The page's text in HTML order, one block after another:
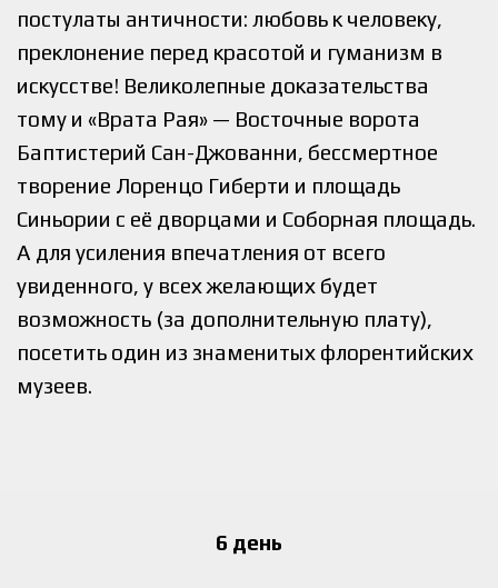
постулаты античности: любовь к человеку,
преклонение перед красотой и гуманизм в
искусстве! Великолепные доказательства
тому и «Врата Рая» — Восточные ворота
Баптистерий Сан-Джованни, бессмертное
творение Лоренцо Гиберти и площадь
Синьории с её дворцами и Соборная площадь.
А для усиления впечатления от всего
увиденного, у всех желающих будет
возможность (за дополнительную плату),
посетить один из знаменитых флорентийских
музеев.
6 день